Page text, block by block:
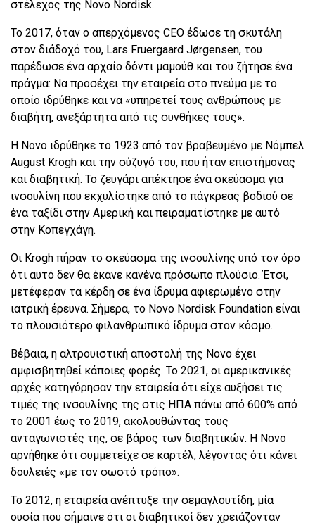
στέλεχος της Novo Nordisk.
Το 2017, όταν ο απερχόμενος CEO έδωσε τη σκυτάλη
στον διάδοχό του, Lars Fruergaard Jørgensen, του
παρέδωσε ένα αρχαίο δόντι μαμούθ και του ζήτησε ένα
πράγμα: Να προσέχει την εταιρεία στο πνεύμα με το
οποίο ιδρύθηκε και να «υπηρετεί τους ανθρώπους με
διαβήτη, ανεξάρτητα από τις συνθήκες τους».
Η Novo ιδρύθηκε το 1923 από τον βραβευμένο με Νόμπελ
August Krogh και την σύζυγό του, που ήταν επιστήμονας
και διαβητική. Το ζευγάρι απέκτησε ένα σκεύασμα για
ινσουλίνη που εκχυλίστηκε από το πάγκρεας βοδιού σε
ένα ταξίδι στην Αμερική και πειραματίστηκε με αυτό
στην Κοπεγχάγη.
Οι Krogh πήραν το σκεύασμα της ινσουλίνης υπό τον όρο
ότι αυτό δεν θα έκανε κανένα πρόσωπο πλούσιο. Έτσι,
μετέφεραν τα κέρδη σε ένα ίδρυμα αφιερωμένο στην
ιατρική έρευνα. Σήμερα, το Novo Nordisk Foundation είναι
το πλουσιότερο φιλανθρωπικό ίδρυμα στον κόσμο.
Βέβαια, η αλτρουιστική αποστολή της Novo έχει
αμφισβητηθεί κάποιες φορές. Το 2021, οι αμερικανικές
αρχές κατηγόρησαν την εταιρεία ότι είχε αυξήσει τις
τιμές της ινσουλίνης της στις ΗΠΑ πάνω από 600% από
το 2001 έως το 2019, ακολουθώντας τους
ανταγωνιστές της, σε βάρος των διαβητικών. Η Novo
αρνήθηκε ότι συμμετείχε σε καρτέλ, λέγοντας ότι κάνει
δουλειές «με τον σωστό τρόπο».
Το 2012, η εταιρεία ανέπτυξε την σεμαγλουτίδη, μία
ουσία που σήμαινε ότι οι διαβητικοί δεν χρειάζονταν